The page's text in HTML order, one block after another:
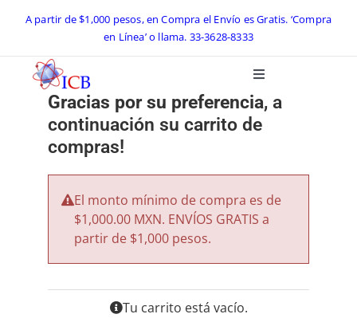
content
A partir de $1,000 pesos, en Compra el Envío es Gratis. ‘Compra
en Línea’ o llama. 33-3628-8333
Toggle
Navigation
Catálogo ICB 2026
Equipos de Laboratorio
Preguntas Frecuentes
Gracias por su preferencia, a
continuación su carrito de
compras!
El monto mínimo de compra es de
$1,000.00 MXN. ENVÍOS GRATIS a
partir de $1,000 pesos.
Tu carrito está vacío.